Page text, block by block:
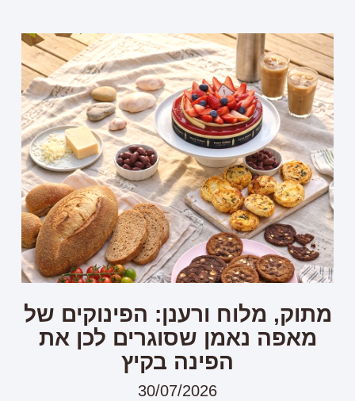
מתוק, מלוח ורענן: הפינוקים של
מאפה נאמן שסוגרים לכן את
הפינה בקיץ
30/07/2026